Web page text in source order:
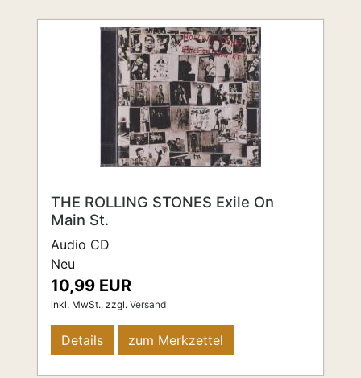
THE ROLLING STONES Exile On
Main St.
Audio CD
Neu
10,99 EUR
inkl. MwSt., zzgl. Versand
Details zum Merkzettel